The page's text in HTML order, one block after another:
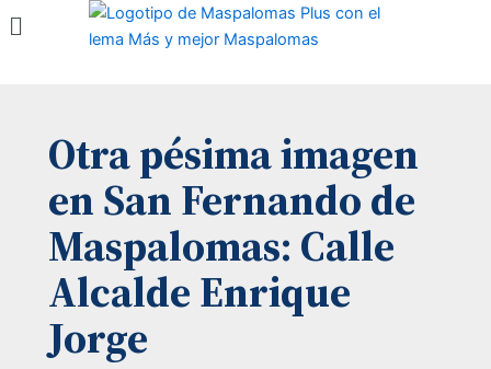
Menú
Otra pésima imagen
en San Fernando de
Maspalomas: Calle
Alcalde Enrique
Jorge